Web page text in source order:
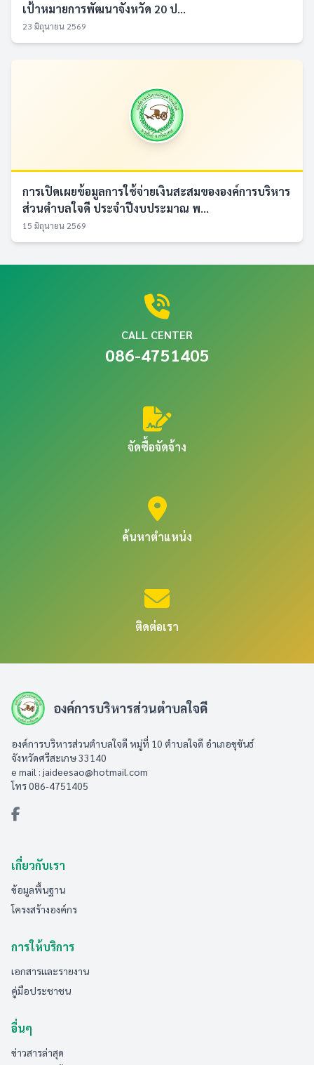
เป้าหมายการพัฒนาจังหวัด 20 ป...
23 มิถุนายน 2569
การเปิดเผยข้อมูลการใช้จ่ายเงินสะสมขององค์การบริหาร
ส่วนตำบลใจดี ประจำปีงบประมาณ พ...
15 มิถุนายน 2569
CALL CENTER
086-4751405
จัดซื้อจัดจ้าง
ค้นหาตำแหน่ง
ติดต่อเรา
องค์การบริหารส่วนตำบลใจดี
องค์การบริหารส่วนตำบลใจดี หมู่ที่ 10 ตำบลใจดี อำเภอขุขันธ์
จังหวัดศรีสะเกษ 33140
e mail : jaideesao@hotmail.com
โทร 086-4751405
เกี่ยวกับเรา
ข้อมูลพื้นฐาน
โครงสร้างองค์กร
การให้บริการ
เอกสารและรายงาน
คู่มือประชาชน
อื่นๆ
ข่าวสารล่าสุด